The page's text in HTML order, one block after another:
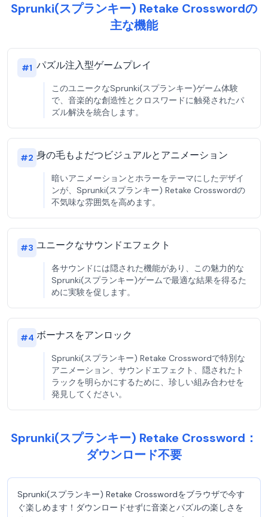
Sprunki(スプランキー) Retake Crosswordの
主な機能
#1 パズル注入型ゲームプレイ
このユニークなSprunki(スプランキー)ゲーム体験
で、音楽的な創造性とクロスワードに触発されたパ
ズル解決を統合します。
#2 身の毛もよだつビジュアルとアニメーション
暗いアニメーションとホラーをテーマにしたデザイ
ンが、Sprunki(スプランキー) Retake Crosswordの
不気味な雰囲気を高めます。
#3 ユニークなサウンドエフェクト
各サウンドには隠された機能があり、この魅力的な
Sprunki(スプランキー)ゲームで最適な結果を得るた
めに実験を促します。
#4 ボーナスをアンロック
Sprunki(スプランキー) Retake Crosswordで特別な
アニメーション、サウンドエフェクト、隠されたト
ラックを明らかにするために、珍しい組み合わせを
発見してください。
Sprunki(スプランキー) Retake Crossword：
ダウンロード不要
Sprunki(スプランキー) Retake Crosswordをブラウザで今す
ぐ楽しめます！ダウンロードせずに音楽とパズルの楽しさを